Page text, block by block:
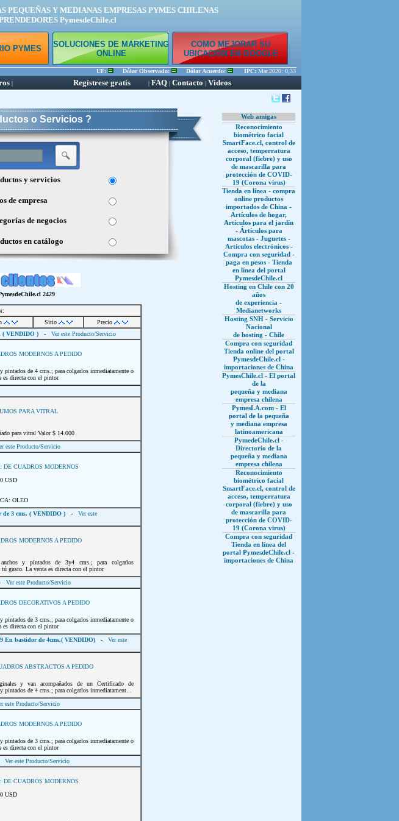
PEQUEÑAS Y MEDIANAS EMPRESAS PYMES CHILENAS
PymesdeChile.cl
PYMES
SOLUCIONES DE MARKETING
ONLINE
COMO MEJORAR SU
UBICACIÓN EN GOOGLE
UF: Dólar Observado: Dólar Acuerdo: IPC:Mar.2020: 0,33 % Feb.2020: 0,45 % Ene.2020: 0,56
| Regístrese gratis | FAQ | Contacto | Videos
o Servicios ?
y servicios
de empresa
de negocios
en catálogo
2429
Sitio
Precio
( VENDIDO )
- Ver este Producto/Servicio
MODERNOS A PEDIDO
pintados de 4 cms.; para colgarlos inmediatamente o
es directa con el pintor
PARA VITRAL
para vitral Valor $ 14.000
este Producto/Servicio
DE CUADROS MODERNOS
USD
OLEO
de 3 cms. ( VENDIDO )
- Ver este
MODERNOS A PEDIDO
y pintados de 3y4 cms.; para colgarlos
gusto. La venta es directa con el pintor
Ver este Producto/Servicio
DECORATIVOS A PEDIDO
pintados de 3 cms.; para colgarlos inmediatamente o
es directa con el pintor
En bastidor de 4cms.( VENDIDO)
- Ver este
ABSTRACTOS A PEDIDO
y van acompañados de un Certificado de
de 4 cms.; para colgarlos inmediatament...
este Producto/Servicio
MODERNOS A PEDIDO
pintados de 3 cms.; para colgarlos inmediatamente o
es directa con el pintor
Ver este Producto/Servicio
DE CUADROS MODERNOS
USD
Web amigas
Reconocimiento
biométrico facial
SmartFace.cl, control de
acceso, temperratura
corporal (fiebre) y uso
de mascarilla para
protección de COVID-
19 (Corona virus)
Tienda en línea - compra
online productos
importados de China -
Artículos de hogar,
Artículos para el jardín
- Ártículos para
mascotas - Juguetes -
Artículos electrónicos -
Compra con seguridad -
paga en pesos - Tienda
en línea del portal
PymesdeChile.cl
Hosting en Chile con 20
años
de experiencia -
Medianetworks
Hosting SNH - Servicio
Nacional
de hosting - Chile
Compra con seguridad
Tienda online del portal
PymesdeChile.cl -
importaciones de China
PymesChile.cl - El portal
de la
pequeña y mediana
empresa chilena
PymesLA.com - El
portal de la pequeña
y mediana empresa
latinoamericana
PymedeChile.cl -
Directorio de la
pequeña y mediana
empresa chilena
Reconocimiento
biométrico facial
SmartFace.cl, control de
acceso, temperratura
corporal (fiebre) y uso
de mascarilla para
protección de COVID-
19 (Corona virus)
Compra con seguridad
Tienda en línea del
portal PymesdeChile.cl -
importaciones de China